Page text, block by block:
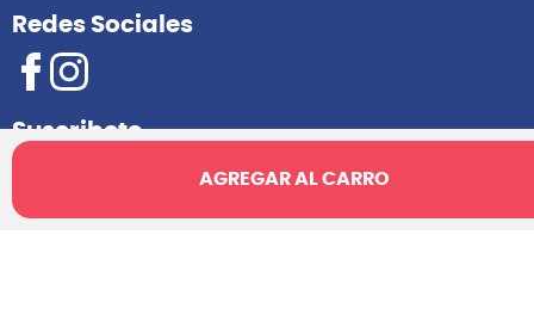
AGREGAR AL CARRO
Redes Sociales
Suscribete